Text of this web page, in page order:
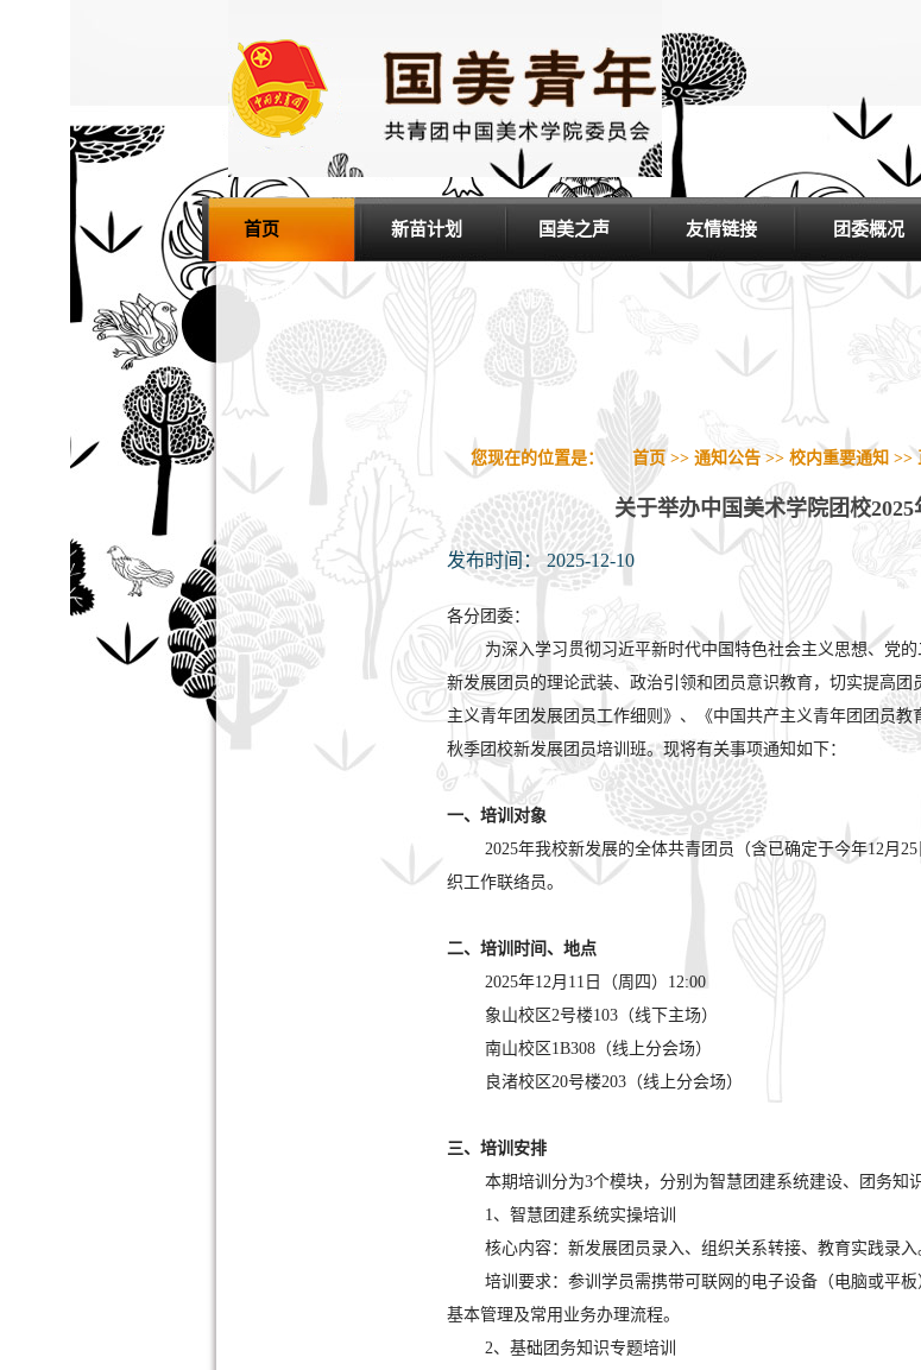
首页 新苗计划 国美之声 友情链接 团委概况
报刊选读
您现在的位置是： 首页>> 通知公告 >> 校内重要通知 >>
关于举办中国美术学院团校
发布时间：2025-12-10
各分团委：
为深入学习贯彻习近平新时代中国特色社会主义思想、党
新发展团员的理论武装、政治引领和团员意识教育，切实提高
主义青年团发展团员工作细则》、《中国共产主义青年团团员
秋季团校新发展团员培训班。现将有关事项通知如下：
一、培训对象
2025年我校新发展的全体共青团员（含已确定于今年12月
织工作联络员。
二、培训时间、地点
2025年12月11日（周四）12:00
象山校区2号楼103（线下主场）
南山校区1B308（线上分会场）
良渚校区20号楼203（线上分会场）
三、培训安排
本期培训分为3个模块，分别为智慧团建系统建设、团务知
1、智慧团建系统实操培训
核心内容：新发展团员录入、组织关系转接、教育实践录入
培训要求：参训学员需携带可联网的电子设备（电脑或平
基本管理及常用业务办理流程。
2、基础团务知识专题培训